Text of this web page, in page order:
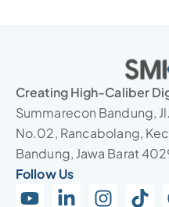
Creating High-Caliber
Summarecon Bandung,
No.02, Rancabolang,
Bandung, Jawa Barat
Follow Us